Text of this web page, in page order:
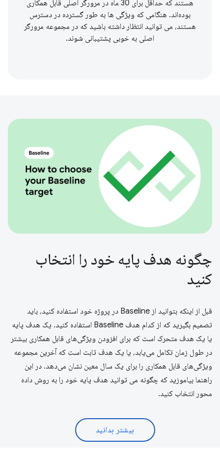
هستند که حداقل برای 30 ماه در مرورگر اصلی قابل همکاری
بوده‌اند. هنگامی که ویژگی ها به طور گسترده در دسترس
هستند، می توانید انتظار داشته باشید که در مجموعه مرورگر
اصلی به خوبی پشتیبانی شوند.
چگونه هدف پایه خود را انتخاب
کنید
قبل از اینکه بتوانید از Baseline در پروژه خود استفاده کنید، باید
تصمیم بگیرید که از کدام هدف Baseline استفاده کنید. یک هدف پایه
یا یک هدف متحرک است که برای افزودن ویژگی‌های قابل همکاری بیشتر
در طول زمان تکامل می‌یابد، یا یک هدف ثابت است که آخرین مجموعه
ویژگی‌های قابل همکاری را برای یک سال معین نشان می‌دهد. در این
راهنما بیاموزید که چگونه می توانید هدف پایه خود را به روش داده
محور انتخاب کنید.
بیشتر بدانید